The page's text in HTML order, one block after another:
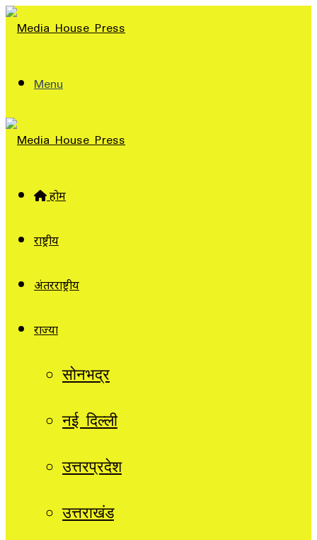
Menu
होम
राष्ट्रीय
अंतरराष्ट्रीय
राज्यों
सोनभद्र
नई दिल्ली
उत्तरप्रदेश
उत्तराखंड